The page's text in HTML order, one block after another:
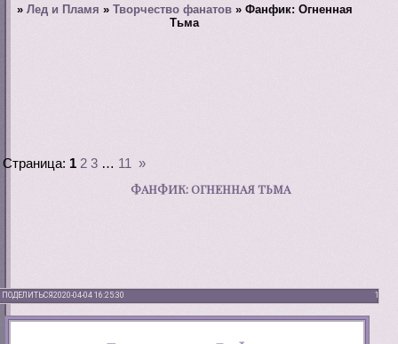
» Лед и Пламя » Творчество фанатов » Фанфик: Огненная
Тьма
ФАНФИК: ОГНЕННАЯ ТЬМА
Страница: 1 2 3 … 11 »
ПОДЕЛИТЬСЯ 1
2020-04-04 16:25:30